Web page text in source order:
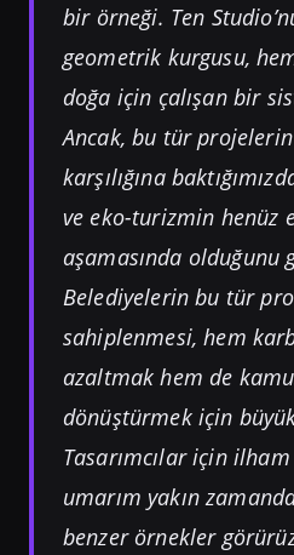
bir örneği. Ten
geometrik kurgusu,
doğa için çalışan bir
Ancak, bu tür projelerin
karşılığına
ve eko-turizmin henüz
aşamasında olduğunu
Belediyelerin bu tür
sahiplenmesi, hem
azaltmak hem de
dönüştürmek için
Tasarımcılar için
umarım yakın
benzer örnekler